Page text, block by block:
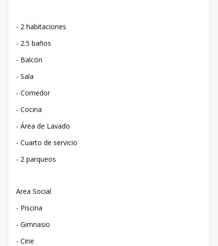
- 2 habitaciones
- ⁠2.5 baños
- ⁠Balcón
- ⁠Sala
- ⁠Comedor
- ⁠Cocina
- ⁠Área de Lavado
- ⁠Cuarto de servicio
- ⁠2 parqueos
Area Social
- Piscina
- ⁠Gimnasio
- ⁠Cine